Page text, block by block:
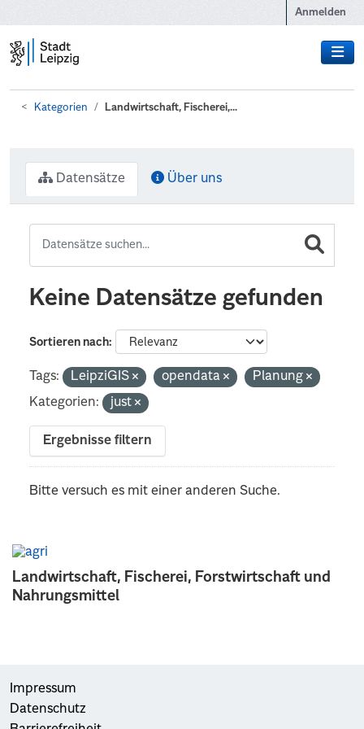
Anmelden
Kategorien Landwirtschaft, Fischerei,...
Landwirtschaft, Fischerei, Forstwirtschaft und
Nahrungsmittel
Datensätze Über uns
Keine Datensätze gefunden
Sortieren nach
Tags: LeipziGIS opendata
Planung
Kategorien:
just
Ergebnisse filtern
Bitte versuch es mit einer anderen Suche.
Impressum
Datenschutz